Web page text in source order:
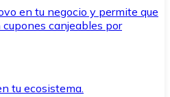
en tu negocio y permite que
canjeables por
tu ecosistema.